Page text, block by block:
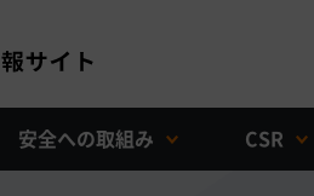
安全への取組み CSR